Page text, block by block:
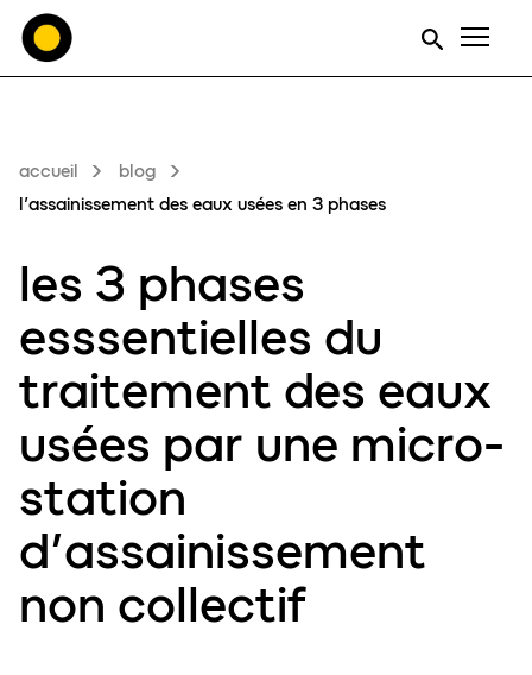
accueil
blog
l’assainissement des eaux usées en 3 phases
les 3 phases
esssentielles du
traitement des eaux
usées par une micro-
station
d’assainissement
non collectif